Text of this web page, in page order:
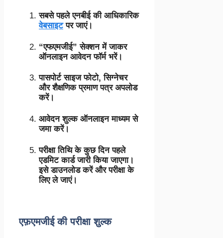
सबसे पहले एनबीई की आधिकारिक
वेबसाइटपर जाएं।
“एफएमजीई” सेक्शन में जाकर
ऑनलाइन आवेदन फॉर्म भरें।
पासपोर्ट साइज फोटो, सिग्नेचर
और शैक्षणिक प्रमाण पत्र अपलोड
करें।
आवेदन शुल्क ऑनलाइन माध्यम से
जमा करें।
परीक्षा तिथि के कुछ दिन पहले
एडमिट कार्ड जारी किया जाएगा।
इसे डाउनलोड करें और परीक्षा के
लिए ले जाएं।
एफ़एमजीई की परीक्षा शुल्क